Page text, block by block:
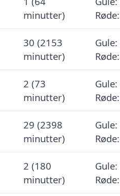
minutter)
30 (2153
minutter)
Gule:
2 (73
minutter)
Gule:
29 (2398
minutter)
Gule:
2 (180
minutter)
Gule: